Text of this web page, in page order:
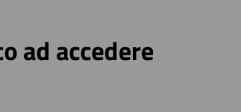
ad accedere